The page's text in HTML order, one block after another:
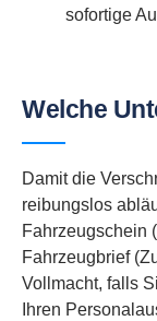
sofortige
Welche
Damit die
reibungslos
Fahrzeugschein
Fahrzeugbrief
Vollmacht, falls
Ihren